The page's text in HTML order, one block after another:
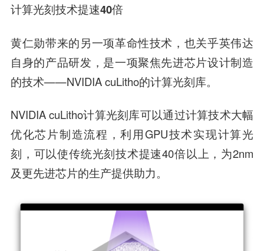
计算光刻技术提速40倍
黄仁勋带来的另一项革命性技术，也关乎英伟达
自身的产品研发，是一项聚焦先进芯片设计制造
的技术——NVIDIA cuLitho的计算光刻库。
NVIDIA cuLitho计算光刻库可以通过计算技术大幅
优化芯片制造流程，利用GPU技术实现计算光
刻，可以使传统光刻技术提速40倍以上，为2nm
及更先进芯片的生产提供助力。